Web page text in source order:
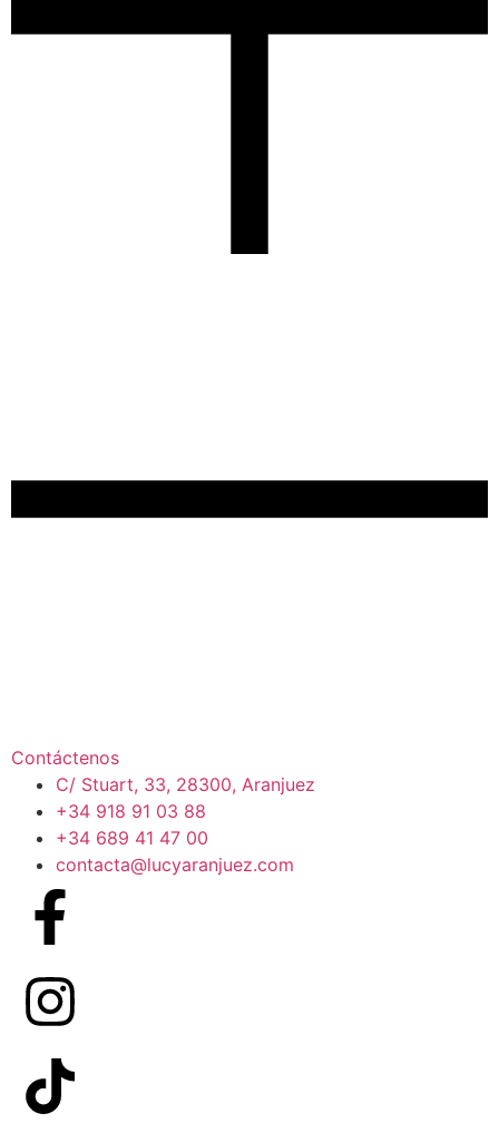
Contáctenos
C/ Stuart, 33, 28300, Aranjuez
+34 918 91 03 88
+34 689 41 47 00
contacta@lucyaranjuez.com